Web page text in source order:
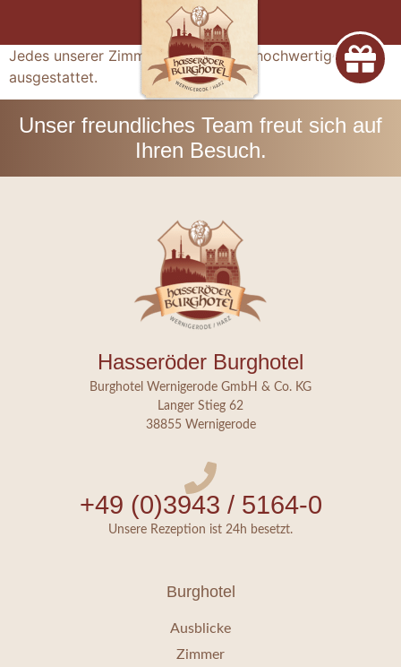
dem Zimmer?
Jedes unserer Zimmer ist mit einem hochwertigen Fön
ausgestattet.
Unser freundliches Team freut sich auf
Ihren Besuch.
Hasseröder Burghotel
Burghotel Wernigerode GmbH & Co. KG
Langer Stieg 62
38855 Wernigerode
+49 (0)3943 / 5164-0
Unsere Rezeption ist 24h besetzt.
Burghotel
Ausblicke
Zimmer